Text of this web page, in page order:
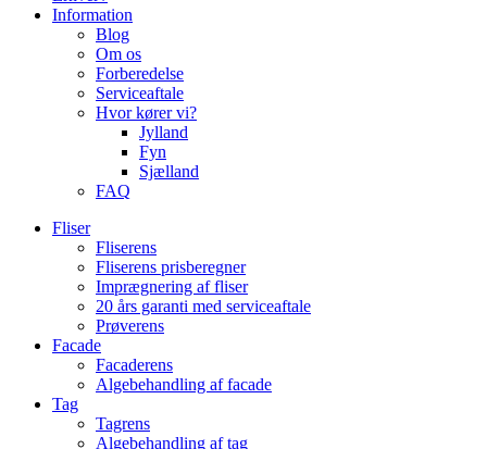
Information
Blog
Om os
Forberedelse
Serviceaftale
Hvor kører vi?
Jylland
Fyn
Sjælland
FAQ
Fliser
Fliserens
Fliserens prisberegner
Imprægnering af fliser
20 års garanti med serviceaftale
Prøverens
Facade
Facaderens
Algebehandling af facade
Tag
Tagrens
Algebehandling af tag